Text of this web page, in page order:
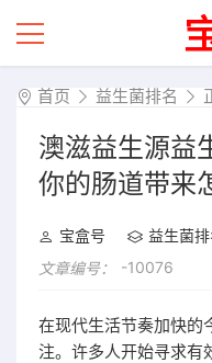
首页 益生菌排名
澳滋益生源益
你的肠道带来
宝盒号 益生菌排
文章编号：
-10076
在现代生活节奏加快的
注。许多人开始寻求有